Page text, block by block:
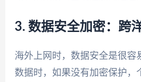
3. 数据安全加密：跨
海外上网时，数据安全是很容
数据时，如果没有加密保护，